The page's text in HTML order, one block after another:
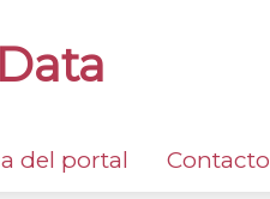
Data
del portal Contacto